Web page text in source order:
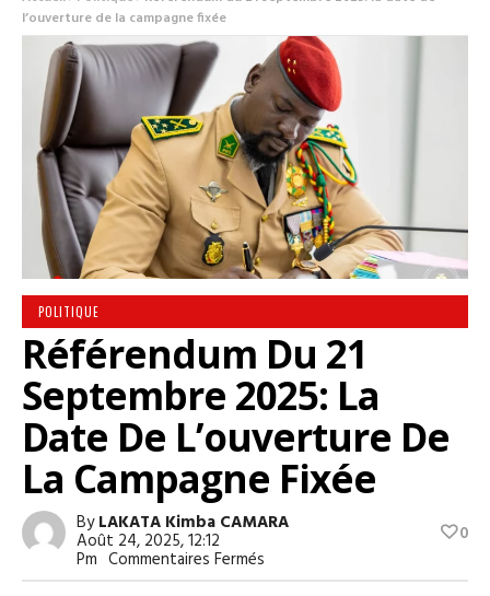
l’ouverture de la campagne fixée
POLITIQUE
Référendum Du 21
Septembre 2025: La
Date De L’ouverture De
La Campagne Fixée
ByLAKATA Kimba CAMARA
Août 24, 2025, 12:12
Pm Commentaires Fermés
Référendum
0